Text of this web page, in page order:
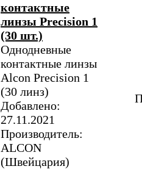
контактные
линзы Precision 1
(30 шт.)
Однодневные
контактные линзы
Alcon Precision 1
(30 линз)
Добавлено:
27.11.2021
Производитель:
ALCON
(Швейцария)